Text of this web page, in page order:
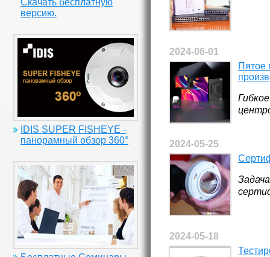
Скачать бесплатную
версию.
IDIS SUPER FISHEYE -
панорамный обзор 360°
2024-06-01
Пятое
2024-05-25
2024-05-18